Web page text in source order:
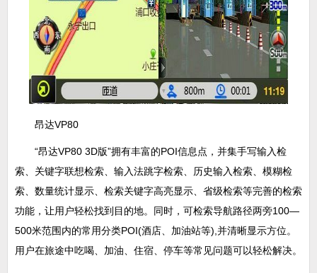
昂达VP80
“昂达VP80 3D版”拥有丰富的POI信息点，并集手写输入检
索、关键字联想检索、输入法跳字检索、历史输入检索、模糊检
索、数量统计显示、检索关键字高亮显示、省级检索等完善的检索
功能，让用户轻松找到目的地。同时，可检索导航路径两旁100—
500米范围内的常用分类POI(酒店、加油站等),并清晰显示方位。
用户在旅途中吃喝、加油、住宿、停车等常见问题可以轻松解决。